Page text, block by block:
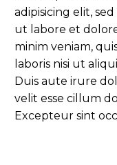
adipisicing elit,
ut labore et
minim veniam,
laboris nisi ut
Duis aute irure
velit esse cillum
Excepteur sint